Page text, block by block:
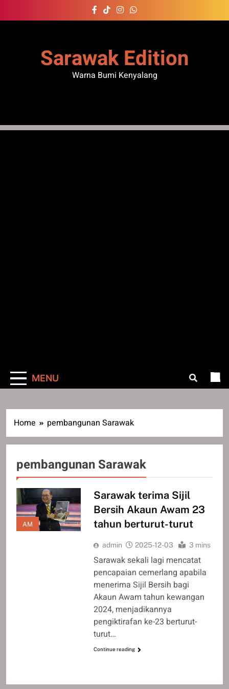
to
Sarawak Edition
Warna Bumi Kenyalang
MENU
Home pembangunan Sarawak
pembangunan Sarawak
AM
Sarawak terima Sijil
Bersih Akaun Awam 23
tahun berturut-turut
admin 2025-12-03 3 mins
Sarawak sekali lagi mencatat
pencapaian cemerlang apabila
menerima Sijil Bersih bagi
Akaun Awam tahun kewangan
2024, menjadikannya
pengiktirafan ke-23 berturut-
turut…
Continue reading